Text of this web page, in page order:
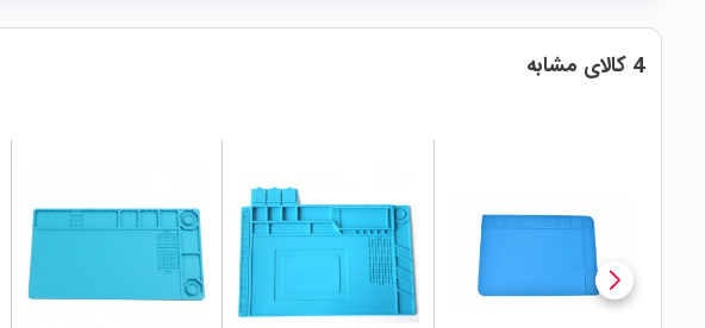
4 کالای مشابه